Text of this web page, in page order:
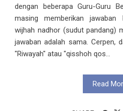
dengan beberapa Guru-Guru
masing memberikan jawaban
wijhah nadhor (sudut pandang)
jawaban adalah sama. Cerpen,
"Riwayah" atau "qisshoh qos...
Read